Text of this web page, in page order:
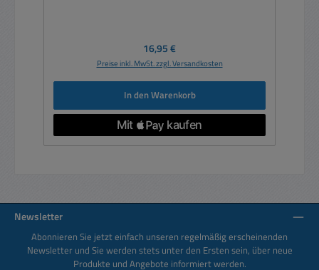
Regulärer Preis:
16,95 €
Preise inkl. MwSt. zzgl. Versandkosten
In den Warenkorb
Newsletter
Abonnieren Sie jetzt einfach unseren regelmäßig erscheinenden
Newsletter und Sie werden stets unter den Ersten sein, über neue
Produkte und Angebote informiert werden.